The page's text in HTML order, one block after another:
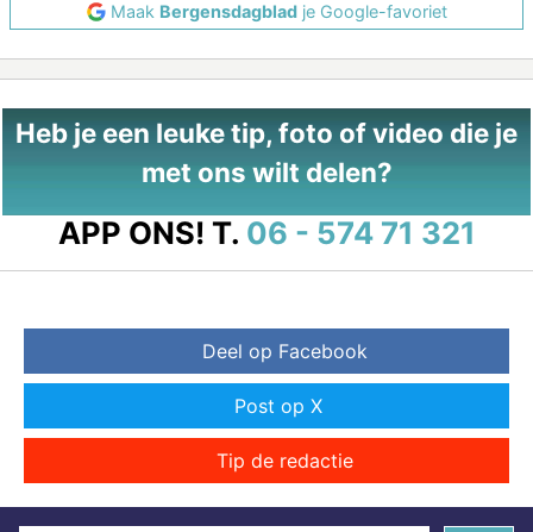
Maak Bergensdagbladje Google-favoriet
Heb je een leuke tip, foto of video die je
met ons wilt delen?
APP ONS! T. 06 - 574 71 321
Deel op Facebook
Post op X
Tip de redactie